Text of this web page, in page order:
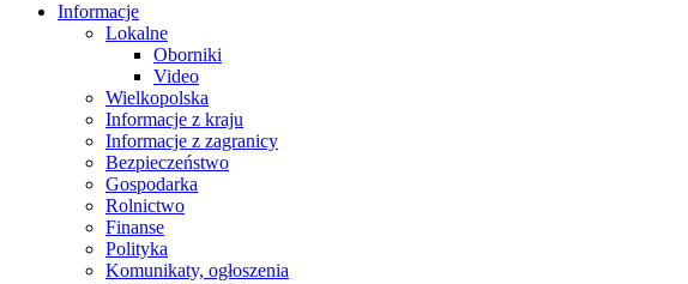
Informacje
Lokalne
Oborniki
Video
Wielkopolska
Informacje z kraju
Informacje z zagranicy
Bezpieczeństwo
Gospodarka
Rolnictwo
Finanse
Polityka
Komunikaty, ogłoszenia